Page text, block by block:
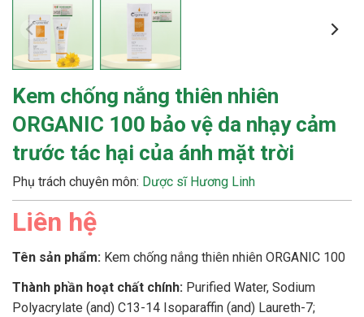
Kem chống nắng thiên nhiên
ORGANIC 100 bảo vệ da nhạy cảm
trước tác hại của ánh mặt trời
Phụ trách chuyên môn: Dược sĩ Hương Linh
Liên hệ
Tên sản phẩm: Kem chống nắng thiên nhiên ORGANIC 100
Thành phần hoạt chất chính: Purified Water, Sodium
Polyacrylate (and) C13-14 Isoparaffin (and) Laureth-7;